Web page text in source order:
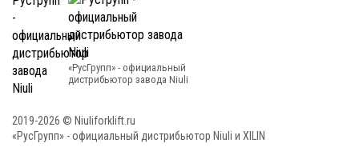
«РусГрупп» - официальный
диcтрибьютор завода Niuli
2019-2026 © Niuliforklift.ru
«РусГрупп» - официальный диcтрибьютор Niuli и XILIN